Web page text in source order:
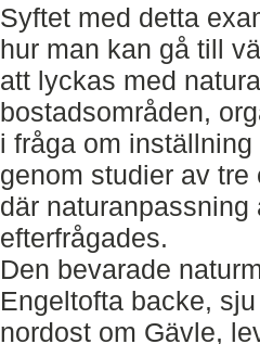
Syftet med detta
hur man kan gå till
att lyckas med
bostadsområden,
i fråga om
genom studier av tre
där
efterfrågades.
Den bevarade
Engeltofta backe,
nordost om Gävle,